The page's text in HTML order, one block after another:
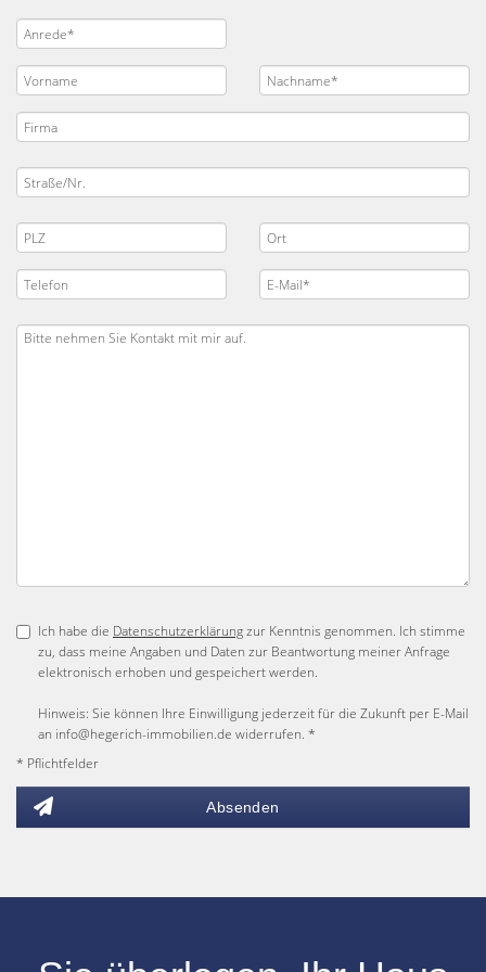
Ich habe die Datenschutzerklärungzur Kenntnis genommen. Ich stimme
zu, dass meine Angaben und Daten zur Beantwortung meiner Anfrage
elektronisch erhoben und gespeichert werden.
Hinweis: Sie können Ihre Einwilligung jederzeit für die Zukunft per E-Mail
an info@hegerich-immobilien.de widerrufen. *
* Pflichtfelder
Absenden